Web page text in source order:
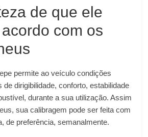
de que ele
com os
permite ao veículo condições
dirigibilidade, conforto, estabilidade
durante a sua utilização. Assim
sua calibragem pode ser feita com
de preferência, semanalmente.